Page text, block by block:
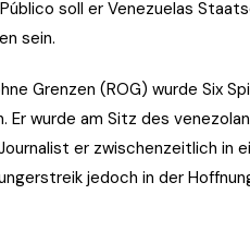
soll er Venezuelas
sein.
Grenzen (ROG) wurde Six
Er wurde am Sitz des
er zwischenzeitlich in
jedoch in der